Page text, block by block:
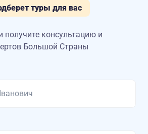
туры для вас
получите консультацию и
Большой Страны